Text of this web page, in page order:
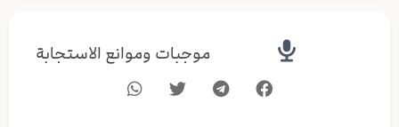
موجبات وموانع الاستجابة